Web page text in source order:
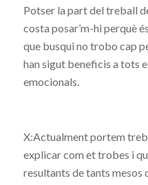
Potser la part del treball
costa posar’m-hi perquè
que busqui no trobo cap
han sigut beneficis a tots
emocionals.
X:Actualment portem
explicar com et trobes i
resultants de tants mesos